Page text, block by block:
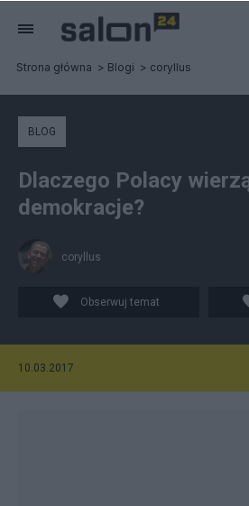
Strona główna Blogi coryllus
BLOG
Dlaczego Polacy
demokracje?
coryllus
Obserwuj temat
10.03.2017